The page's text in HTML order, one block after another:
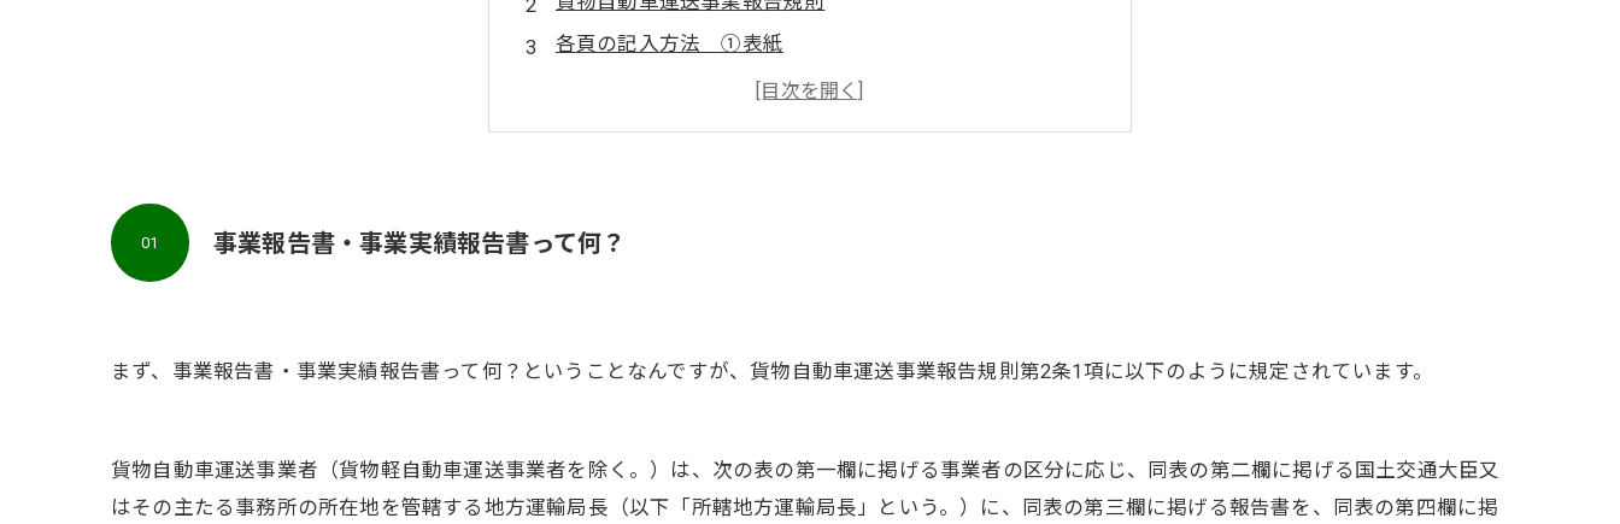
各頁の記入方法 ①表紙
各頁の記入方法 ②事業概況報告書
損益明細表
各頁の記入方法 ⑤貸借対照表・損益計算書・注記表
実績報告書
最後に
事業報告書・事業実績報告書って何？
01
まず、事業報告書・事業実績報告書って何？ということなんですが、貨物自動車運送事業報告規則第2条1項に以下のように規定されています。
貨物自動車運送事業者（貨物軽自動車運送事業者を除く。）は、次の表の第一欄に掲げる事業者の区分に応じ、同表の第二欄に掲げる国土交通大臣又
はその主たる事務所の所在地を管轄する地方運輸局長（以下「所轄地方運輸局長」という。）に、同表の第三欄に掲げる報告書を、同表の第四欄に掲